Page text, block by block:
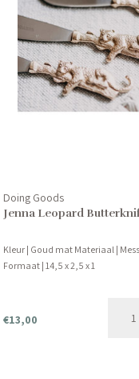
Doing Goods
Jenna Leopard
Kleur | Goud mat Materiaal |
Formaat | 14,5 x 2,5 x 1
€13,00